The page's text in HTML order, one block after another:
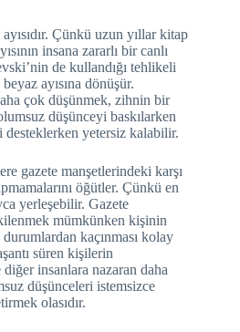
Çünkü uzun yıllar kitap
insana zararlı bir canlı
de kullandığı tehlikeli
ayısına dönüşür.
çok düşünmek, zihnin bir
düşünceyi baskılarken
yetersiz kalabilir.
gazete manşetlerindeki karşı
öğütler. Çünkü en
yerleşebilir. Gazete
mümkünken kişinin
kaçınması kolay
süren kişilerin
insanlara nazaran daha
düşünceleri istemsizce
olasıdır.